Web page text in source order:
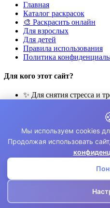
Главная
Каталог раскрасок
🎨 Раскрасить онлайн
Для взрослых
Для детей
Правила использования
Политика
Для кого этот сайт?
✨ Для снятия стресса и
🧘 Для медитации и
👨‍👩‍👧‍👦 Для семейного
© 2026 Раскраски Антистресс.
⚠️ Все раскраски для личного
Мы используем cookies
Продолжая использовать